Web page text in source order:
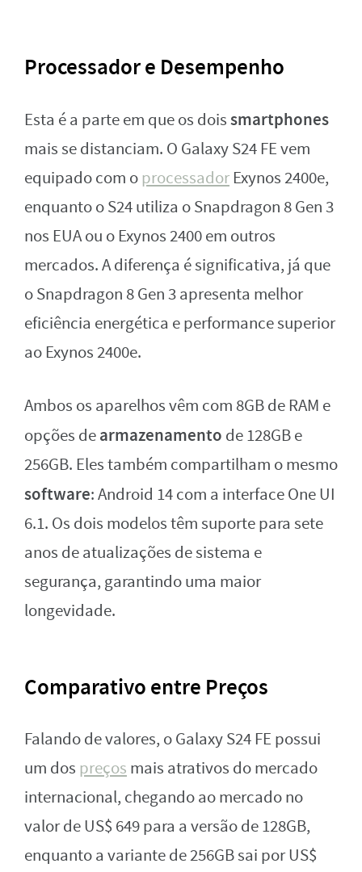
Processador e Desempenho
Esta é a parte em que os doissmartphones
mais se distanciam. O Galaxy S24 FE vem
equipado com o processador Exynos 2400e,
enquanto o S24 utiliza o Snapdragon 8 Gen 3
nos EUA ou o Exynos 2400 em outros
mercados. A diferença é significativa, já que
o Snapdragon 8 Gen 3 apresenta melhor
eficiência energética e performance superior
ao Exynos 2400e.
Ambos os aparelhos vêm com 8GB de RAM e
opções dearmazenamento de 128GB e
256GB. Eles também compartilham o mesmo
software: Android 14 com a interface One UI
6.1. Os dois modelos têm suporte para sete
anos de atualizações de sistema e
segurança, garantindo uma maior
longevidade.
Comparativo entre Preços
Falando de valores, o Galaxy S24 FE possui
um dos preços mais atrativos do mercado
internacional, chegando ao mercado no
valor de US$ 649 para a versão de 128GB,
enquanto a variante de 256GB sai por US$